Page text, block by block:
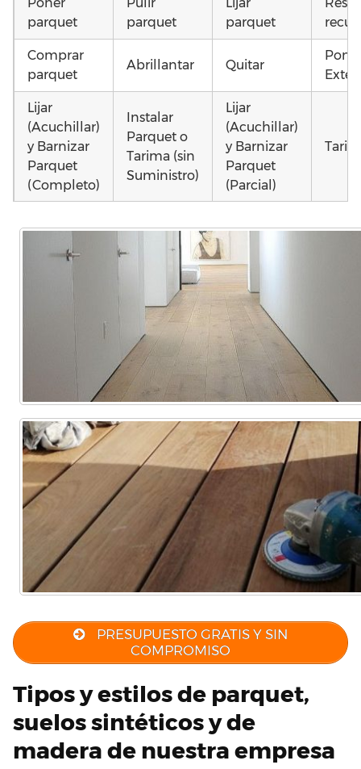
parquet
parquet
parquet
Comprar
parquet
Abrillantar Quitar
Lijar
(Acuchillar)
y Barnizar
Parquet
(Completo)
Instalar
Parquet o
Tarima (sin
Suministro)
Lijar
(Acuchillar)
y Barnizar
Parquet
(Parcial)
Tarima
Tarima
(Completa)
Tarima
Vivienda
(Parcial)
PRESUPUESTO GRATIS Y SIN
COMPROMISO
Tipos y estilos de parquet,
suelos sintéticos y de
madera de nuestra empresa